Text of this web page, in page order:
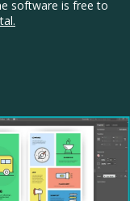
software is free to